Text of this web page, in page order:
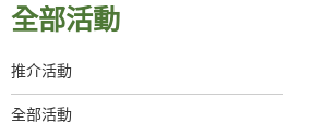
全部活動
推介活動
全部活動